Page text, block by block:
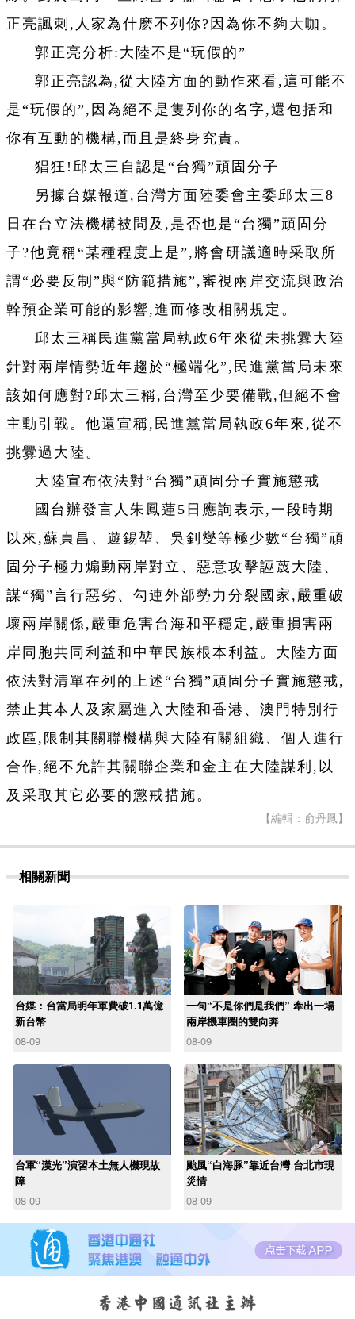
正亮諷刺,人家為什麽不列你?因為你不夠大咖。
郭正亮分析:大陸不是“玩假的”
郭正亮認為,從大陸方面的動作來看,這可能不
是“玩假的”,因為絕不是隻列你的名字,還包括和
你有互動的機構,而且是終身究責。
猖狂!邱太三自認是“台獨”頑固分子
另據台媒報道,台灣方面陸委會主委邱太三8
日在台立法機構被問及,是否也是“台獨”頑固分
子?他竟稱“某種程度上是”,將會研議適時采取所
謂“必要反制”與“防範措施”,審視兩岸交流與政治
幹預企業可能的影響,進而修改相關規定。
邱太三稱民進黨當局執政6年來從未挑釁大陸
針對兩岸情勢近年趨於“極端化”,民進黨當局未來
該如何應對?邱太三稱,台灣至少要備戰,但絕不會
主動引戰。他還宣稱,民進黨當局執政6年來,從不
挑釁過大陸。
大陸宣布依法對“台獨”頑固分子實施懲戒
國台辦發言人朱鳳蓮5日應詢表示,一段時期
以來,蘇貞昌、遊錫堃、吳釗燮等極少數“台獨”頑
固分子極力煽動兩岸對立、惡意攻擊誣蔑大陸、
謀“獨”言行惡劣、勾連外部勢力分裂國家,嚴重破
壞兩岸關係,嚴重危害台海和平穩定,嚴重損害兩
岸同胞共同利益和中華民族根本利益。大陸方面
依法對清單在列的上述“台獨”頑固分子實施懲戒,
禁止其本人及家屬進入大陸和香港、澳門特別行
政區,限制其關聯機構與大陸有關組織、個人進行
合作,絕不允許其關聯企業和金主在大陸謀利,以
及采取其它必要的懲戒措施。
【編輯：俞丹鳳】
相關新聞
台媒：台當局明年軍費破1.1萬億
新台幣
08-09
一句“不是你們是我們” 牽出一場
兩岸機車圈的雙向奔
08-09
台軍“漢光”演習本土無人機現故
障
08-09
颱風“白海豚”靠近台灣 台北市現
災情
08-09